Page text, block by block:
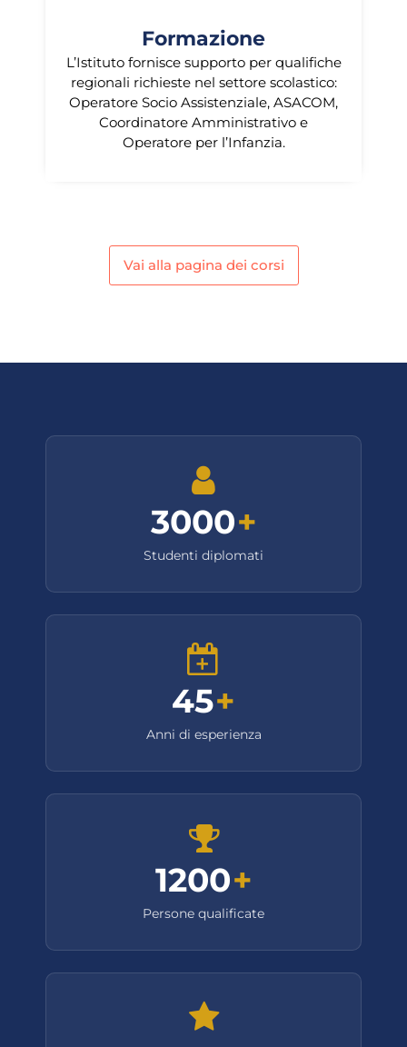
Formazione
L’Istituto fornisce supporto per qualifiche
regionali richieste nel settore scolastico:
Operatore Socio Assistenziale, ASACOM,
Coordinatore Amministrativo e
Operatore per l’Infanzia.
Vai alla pagina dei corsi
3000+
Studenti diplomati
45+
Anni di esperienza
1200+
Persone qualificate